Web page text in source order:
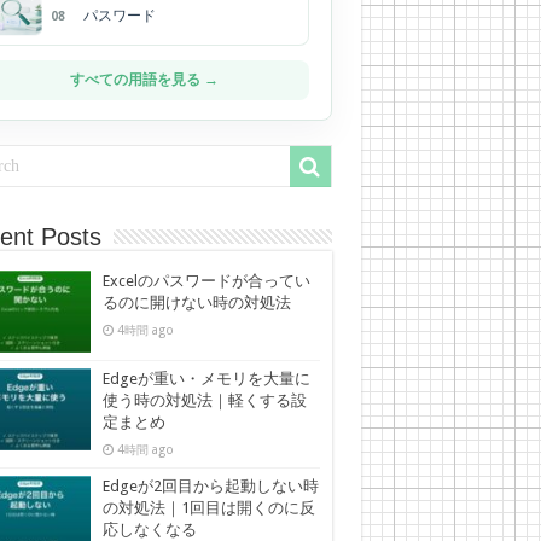
08 パスワード
すべての用語を見る →
Posts
Excelのパスワードが合ってい
るのに開けない時の対処法
4時間 ago
Edgeが重い・メモリを大量に
使う時の対処法｜軽くする設
定まとめ
4時間 ago
Edgeが2回目から起動しない時
の対処法｜1回目は開くのに反
応しなくなる